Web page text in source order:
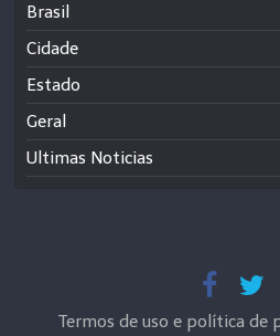
Brasil
Cidade
Estado
Geral
Ultimas Noticias
Termos de uso e política de